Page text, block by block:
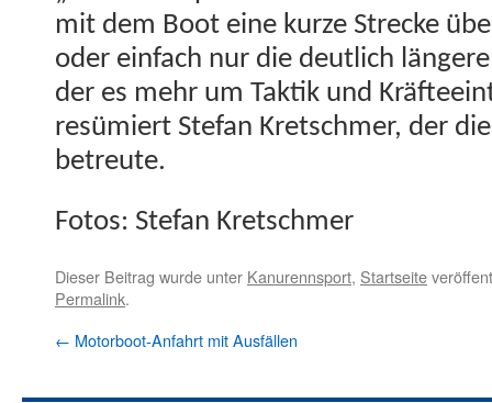
mit dem Boot eine kurze Strecke
oder ein­fach nur die deut­lich
der es mehr um Tak­tik und
resümiert Ste­fan Kretschmer, der
betreute.
Fotos: Ste­fan Kretschmer
Dieser Beitrag wurde unter Kanurennsport, Startseite
Permalink.
← Motorboot-Anfahrt mit Ausfällen